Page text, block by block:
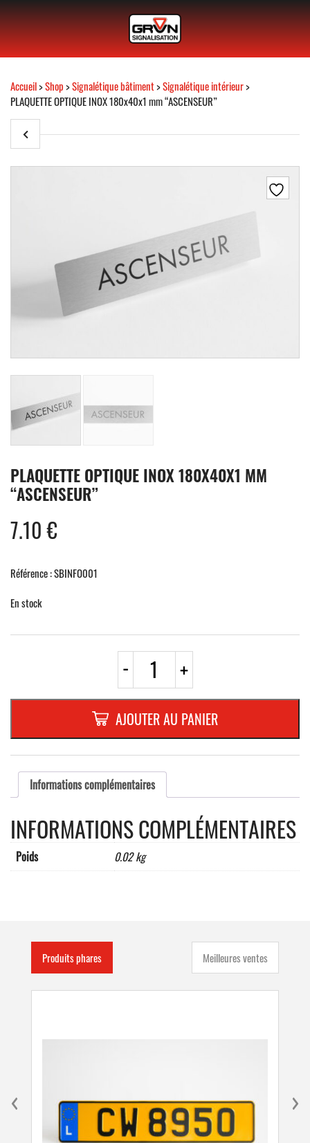
Accueil>Shop>Signalétique bâtiment>Signalétique intérieur>
PLAQUETTE OPTIQUE INOX 180x40x1 mm “ASCENSEUR”
PLAQUETTE OPTIQUE INOX 180X40X1 MM
“ASCENSEUR”
7.10€
Référence : SBINFO001
En stock
- quantité
PLAQUETTE
OPTIQUE
INOX
180x40x1
mm
"ASCENSEUR"
+
AJOUTER AU PANIER
Informations complémentaires
INFORMATIONS COMPLÉMENTAIRES
Poids 0.02 kg
Produits phares Meilleures ventes